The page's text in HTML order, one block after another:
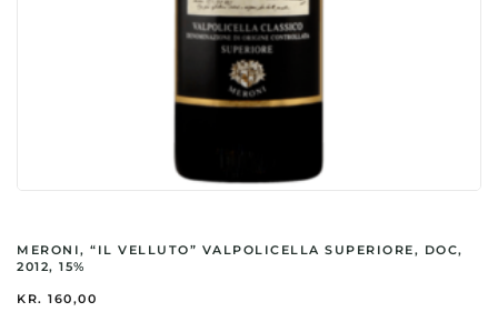
MERONI, “IL VELLUTO” VALPOLICELLA SUPERIORE, DOC,
2012, 15%
KR. 160,00